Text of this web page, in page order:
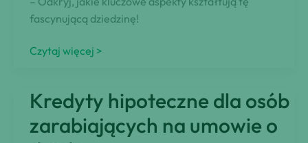
kroku
fascynującą dziedzinę!
Rozwój
to
oznacza?
Czytaj więcej >
Kredyty hipoteczne dla osób
zarabiających na umowie o